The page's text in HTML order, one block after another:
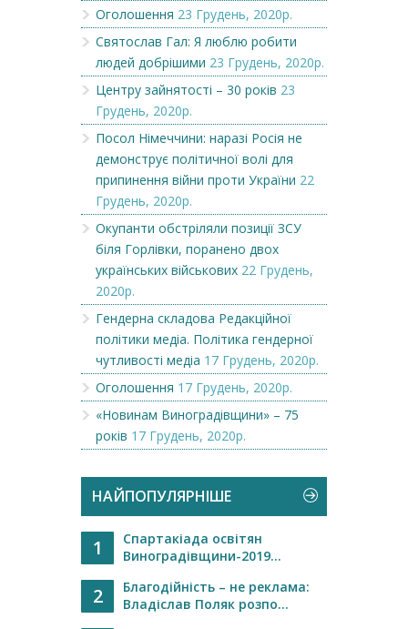
Оголошення 23 Грудень, 2020р.
Святослав Гал: Я люблю робити
людей добрішими 23 Грудень, 2020р.
Центру зайнятості – 30 років 23
Грудень, 2020р.
Посол Німеччини: наразі Росія не
демонструє політичної волі для
припинення війни проти України 22
Грудень, 2020р.
Окупанти обстріляли позиції ЗСУ
біля Горлівки, поранено двох
українських військових 22 Грудень,
2020р.
Гендерна складова Редакційної
політики медіа. Політика гендерної
чутливості медіа 17 Грудень, 2020р.
Оголошення 17 Грудень, 2020р.
«Новинам Виноградівщини» – 75
років 17 Грудень, 2020р.
НАЙПОПУЛЯРНІШЕ
1
Спартакіада освітян
Виноградівщини-2019...
2
Благодійність – не реклама:
Владіслав Поляк розпо...